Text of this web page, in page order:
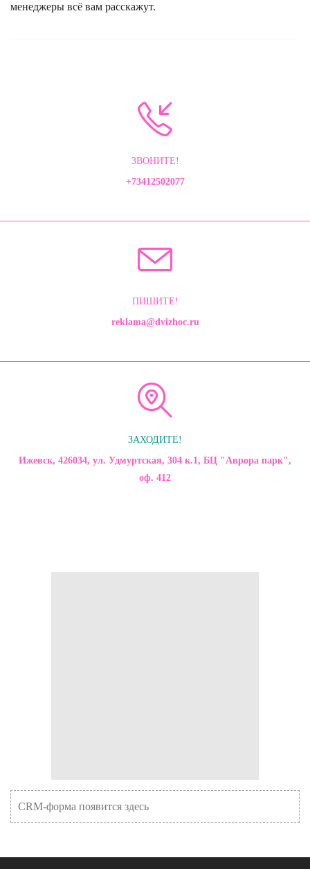
менеджеры всё вам расскажут.
ЗВОНИТЕ!
+73412502077
ПИШИТЕ!
reklama@dvizhoc.ru
ЗАХОДИТЕ!
Ижевск, 426034, ул. Удмуртская, 304 к.1, БЦ "Аврора парк",
оф. 412
CRM-форма появится здесь